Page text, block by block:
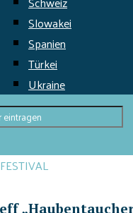
Slowakei
Spanien
Türkei
Ukraine